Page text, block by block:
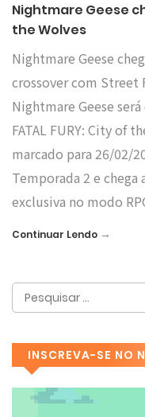
Nightmare Geese
the Wolves
Nightmare Geese
crossover com Street
Nightmare Geese
FATAL FURY: City of
marcado para 26/02/
Temporada 2 e chega
exclusiva no modo
Continuar Lendo →
INSCREVA-SE NO